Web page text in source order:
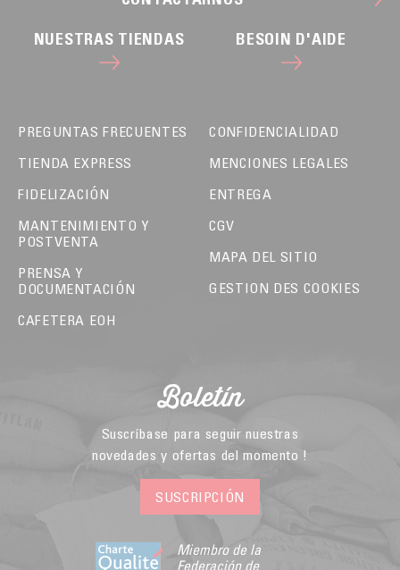
NUESTRAS TIENDAS BESOIN D'AIDE
PREGUNTAS FRECUENTES
TIENDA EXPRESS
FIDELIZACIÓN
MANTENIMIENTO Y
POSTVENTA
PRENSA Y
DOCUMENTACIÓN
CAFETERA EOH
CONFIDENCIALIDAD
MENCIONES LEGALES
ENTREGA
CGV
MAPA DEL SITIO
GESTION DES COOKIES
Boletín
Suscríbase para seguir nuestras
novedades y ofertas del momento !
SUSCRIPCIÓN
Miembro de la
Federación de